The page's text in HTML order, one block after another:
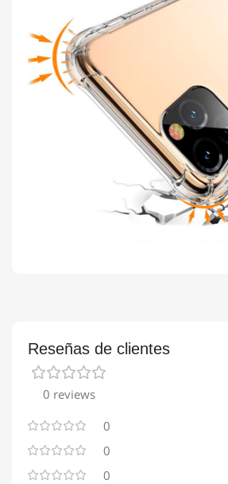
Reseñas de clientes
0 reviews
0
0
0